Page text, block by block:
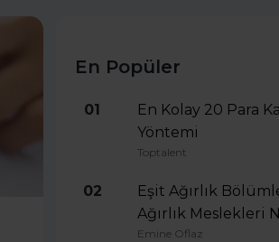
En Popüler
01
En Kolay 20 Para
Yöntemi
Toptalent
02
Eşit Ağırlık
Ağırlık Meslekleri
Emine Oflaz